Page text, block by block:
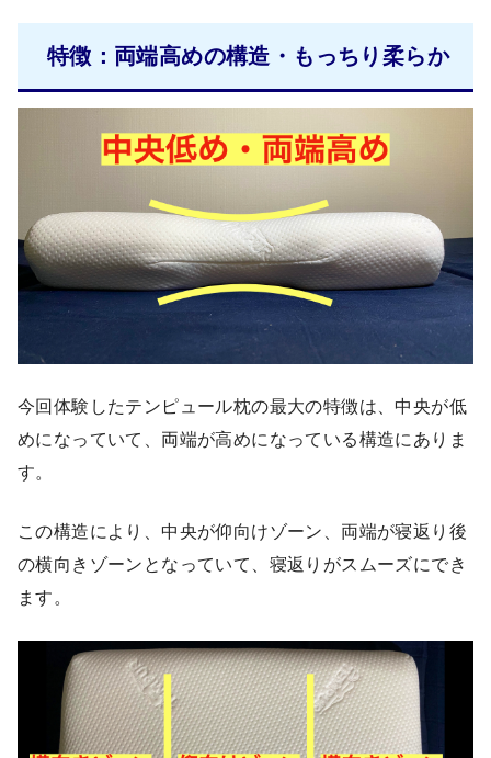
特徴：両端高めの構造・もっちり柔らか
今回体験したテンピュール枕の最大の特徴は、中央が低
めになっていて、両端が高めになっている構造にありま
す。
この構造により、中央が仰向けゾーン、両端が寝返り後
の横向きゾーンとなっていて、寝返りがスムーズにでき
ます。